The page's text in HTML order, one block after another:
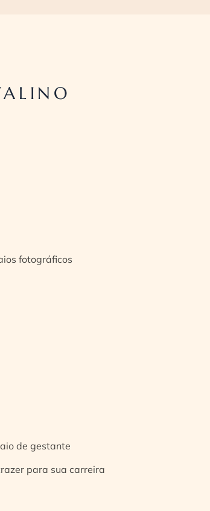
fotográficos
de gestante
para sua carreira